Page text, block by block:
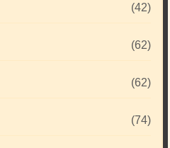
(42)
(62)
(62)
(74)